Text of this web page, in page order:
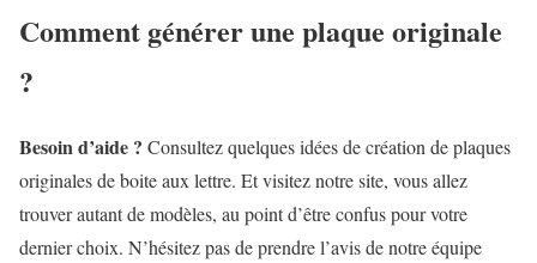
Comment générer une plaque originale
?
Besoin d’aide ? Consultez quelques idées de création de plaques
originales de boite aux lettre. Et visitez notre site, vous allez
trouver autant de modèles, au point d’être confus pour votre
dernier choix. N’hésitez pas de prendre l’avis de notre équipe